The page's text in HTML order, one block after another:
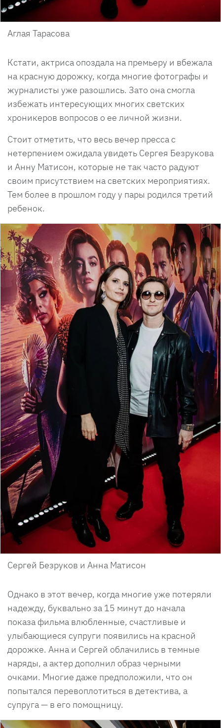
Аглая Тарасова
Кстати, актриса опоздала на премьеру и вбежала
на красную дорожку, когда многие фотографы и
журналисты уже разошлись. Зато она смогла
избежать интересующих многих светских
хроникеров вопросов о ее личной жизни.
Стоит отметить, что весь вечер пресса с
нетерпением ожидала увидеть Сергея Безрукова
и Анну Матисон, которые не так часто радуют
своим присутствием на светских мероприятиях.
Тем более в прошлом году у пары родился третий
ребенок.
Сергей Безруков и Анна Матисон
Однако в этот вечер, когда многие уже потеряли
надежду, буквально за 15 минут до начала
показа фильма влюбленные, счастливые и
улыбающиеся супруги появились на красной
дорожке. Анна и Сергей облачились в темные
наряды, а актер дополнил образ черными
очками. Многие даже предположили, что он
попытался перевоплотиться в детектива, а
супруга — в его помощницу.